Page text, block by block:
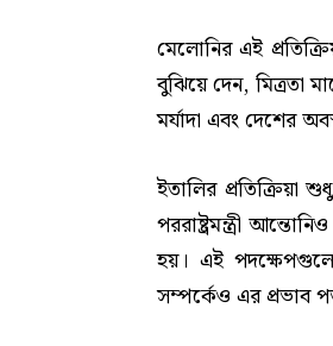
মেলোনির এই
বুঝিয়ে দেন, মিত্রতা
মর্যাদা এবং দেশের
ইতালির প্রতিক্রিয়া
পররাষ্ট্রমন্ত্রী
হয়। এই
সম্পর্কেও এর প্রভাব